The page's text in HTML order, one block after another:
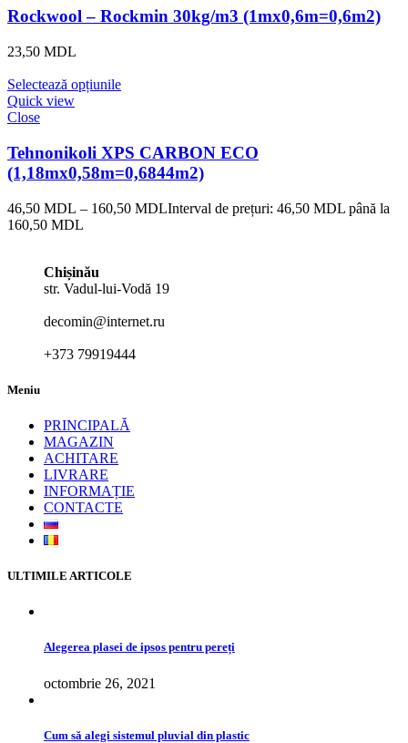
Rockwool – Rockmin 30kg/m3 (1mx0,6m=0,6m2)
23,50 MDL
Selectează opțiunile
Quick view
Close
Tehnonikoli XPS CARBON ECO
(1,18mx0,58m=0,6844m2)
46,50 MDL – 160,50 MDLInterval de prețuri: 46,50 MDL până la
160,50 MDL
Chișinău
str. Vadul-lui-Vodă 19
decomin@internet.ru
+373 79919444
Meniu
PRINCIPALĂ
MAGAZIN
ACHITARE
LIVRARE
INFORMAȚIE
CONTACTE
ULTIMILE ARTICOLE
Alegerea plasei de ipsos pentru pereți
octombrie 26, 2021
Cum să alegi sistemul pluvial din plastic